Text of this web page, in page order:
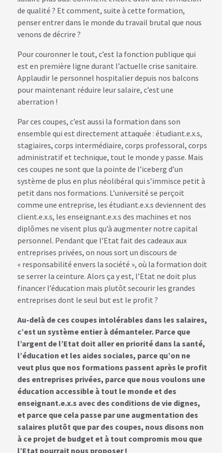
de qualité ? Et comment, suite à cette formation,
penser entrer dans le monde du travail brutal que nous
venons de décrire ?
Pour couronner le tout, c’est la fonction publique qui
est en première ligne durant l’actuelle crise sanitaire.
Applaudir le personnel hospitalier depuis nos balcons
pour maintenant réduire leur salaire, c’est une
aberration !
Par ces coupes, c’est aussi la formation dans son
ensemble qui est directement attaquée : étudiant.e.x.s,
stagiaires, corps intermédiaire, corps professoral, corps
administratif et technique, tout le monde y passe. Mais
ces coupes ne sont que la pointe de l’iceberg d’un
système de plus en plus néolibéral qui s’immisce petit à
petit dans nos formations. L’université se perçoit
comme une entreprise, les étudiant.e.x.s deviennent des
client.e.x.s, les enseignant.e.x.s des machines et nos
diplômes ne visent plus qu’à augmenter notre capital
personnel. Pendant que l’Etat fait des cadeaux aux
entreprises privées, on nous sort un discours de
« responsabilité envers la société », où la formation doit
se serrer la ceinture. Alors ça y est, l’Etat ne doit plus
financer l’éducation mais plutôt secourir les grandes
entreprises dont le seul but est le profit ?
Au-delà de ces coupes intolérables dans les salaires,
c’est un système entier à démanteler. Parce que
l’argent de l’Etat doit aller en priorité dans la santé,
l’éducation et les aides sociales, parce qu’on ne
veut plus que nos formations passent après le profit
des entreprises privées, parce que nous voulons une
éducation accessible à tout le monde et des
enseignant.e.x.s avec des conditions de vie dignes,
et parce que cela passe par une augmentation des
salaires plutôt que par des coupes, nous disons non
à ce projet de budget et à tout compromis mou que
l’Etat pourrait nous proposer !